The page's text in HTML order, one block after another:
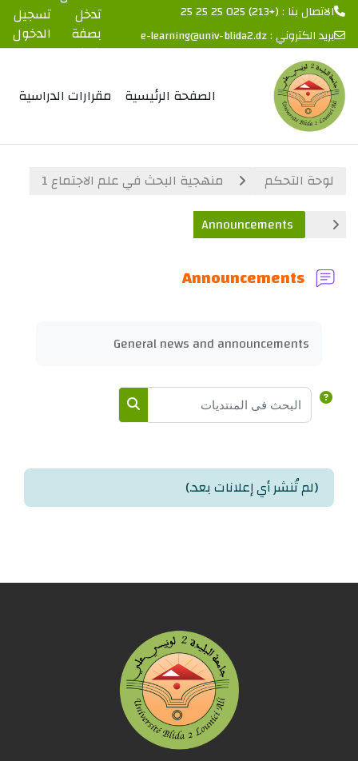
تخطى إلى المحتوى الرئيسي
الاتصال بنا : (+213) 025 25 25 25
بريد الكتروني :e-learning@univ-blida2.dz
تدخل
بصفة
ضيف
تسجيل
الدخول
الصفحة الرئيسية مقرارات الدراسية
لوحة التحكم
منهجية البحث في علم الاجتماع 1
Announcements
Announcements
General news and announcements
البحث في المنتديات
البحث في المنتديات
(لم تُنشر أي إعلانات بعد.)